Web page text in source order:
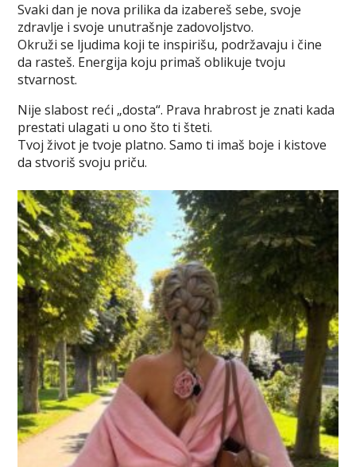
Svaki dan je nova prilika da izabereš sebe, svoje
zdravlje i svoje unutrašnje zadovoljstvo.
Okruži se ljudima koji te inspirišu, podržavaju i čine
da rasteš. Energija koju primaš oblikuje tvoju
stvarnost.
Nije slabost reći „dosta“. Prava hrabrost je znati kada
prestati ulagati u ono što ti šteti.
Tvoj život je tvoje platno. Samo ti imaš boje i kistove
da stvoriš svoju priču.